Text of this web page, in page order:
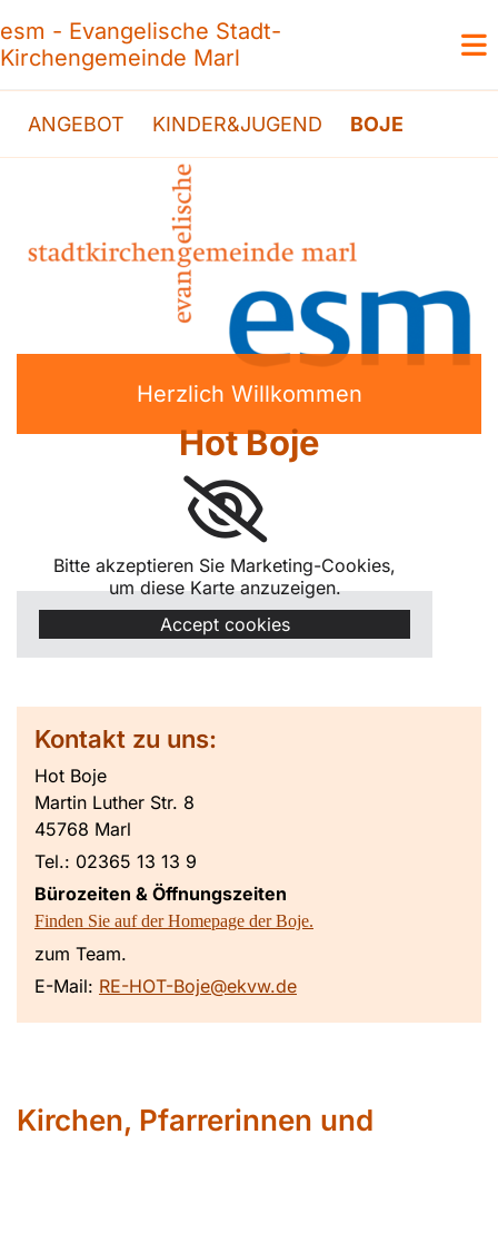
esm - Evangelische Stadt-
Kirchengemeinde Marl
ANGEBOT KINDER&JUGEND BOJE
Herzlich Willkommen
Hot Boje
Bitte akzeptieren Sie Marketing-Cookies,
um diese Karte anzuzeigen.
Accept cookies
Kontakt zu uns:
Hot Boje
Martin Luther Str. 8
45768 Marl
Tel.: 02365 13 13 9
Bürozeiten & Öffnungszeiten
Finden Sie auf der Homepage der Boje.
zum Team.
E-Mail: RE-HOT-Boje@ekvw.de
Kirchen, Pfarrerinnen und